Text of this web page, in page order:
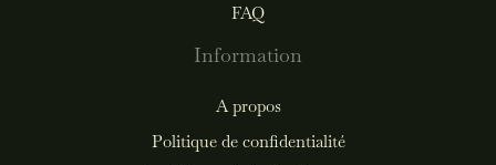
FAQ
Information
A propos
Politique de confidentialité